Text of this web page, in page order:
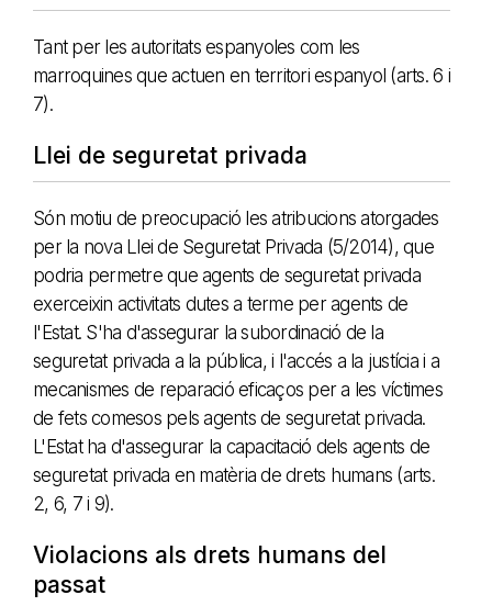
Tant per les autoritats espanyoles com les
marroquines que actuen en territori espanyol (arts. 6 i
7).
Llei de seguretat privada
Són motiu de preocupació les atribucions atorgades
per la nova Llei de Seguretat Privada (5/2014), que
podria permetre que agents de seguretat privada
exerceixin activitats dutes a terme per agents de
l'Estat. S'ha d'assegurar la subordinació de la
seguretat privada a la pública, i l'accés a la justícia i a
mecanismes de reparació eficaços per a les víctimes
de fets comesos pels agents de seguretat privada.
L'Estat ha d'assegurar la capacitació dels agents de
seguretat privada en matèria de drets humans (arts.
2, 6, 7 i 9).
Violacions als drets humans del
passat